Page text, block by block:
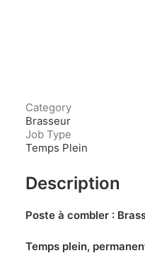
Category
Brasseur
Job Type
Temps Plein
Description
Poste à combler :
Temps plein,